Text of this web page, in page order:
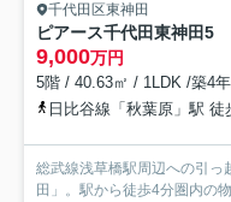
千代田区東神田
ピアース千代田東神田5
9,000万円
5階 / 40.63㎡ / 1LDK /築4年
日比谷線「秋葉原」駅 徒
総武線浅草橋駅周辺への引っ
田」。駅から徒歩4分圏内の